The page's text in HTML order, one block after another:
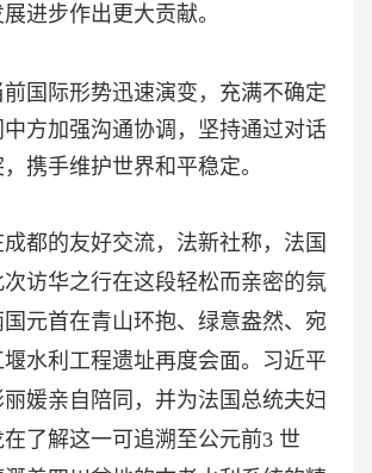
进步作出更大贡献。
国际形势迅速演变，充满不确定
方加强沟通协调，坚持通过对话
携手维护世界和平稳定。
都的友好交流，法新社称，法国
访华之行在这段轻松而亲密的氛
国元首在青山环抱、绿意盎然、宛
水利工程遗址再度会面。习近平
媛亲自陪同，并为法国总统夫妇
了解这一可追溯至公元前3 世